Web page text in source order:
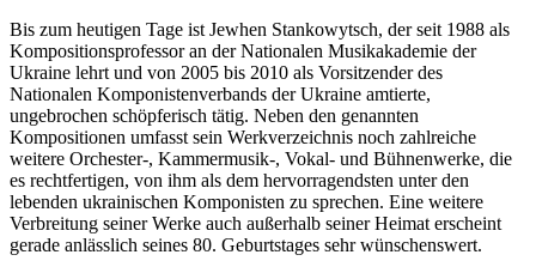
Bis zum heutigen Tage ist Jewhen Stankowytsch, der seit 1988 als
Kompositionsprofessor an der Nationalen Musikakademie der
Ukraine lehrt und von 2005 bis 2010 als Vorsitzender des
Nationalen Komponistenverbands der Ukraine amtierte,
ungebrochen schöpferisch tätig. Neben den genannten
Kompositionen umfasst sein Werkverzeichnis noch zahlreiche
weitere Orchester-, Kammermusik-, Vokal- und Bühnenwerke, die
es rechtfertigen, von ihm als dem hervorragendsten unter den
lebenden ukrainischen Komponisten zu sprechen. Eine weitere
Verbreitung seiner Werke auch außerhalb seiner Heimat erscheint
gerade anlässlich seines 80. Geburtstages sehr wünschenswert.